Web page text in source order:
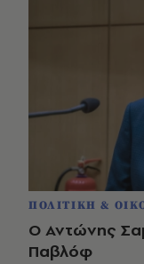
ΠΟΛΙΤΙΚΗ &
Ο Αντώνης
Παβλόφ